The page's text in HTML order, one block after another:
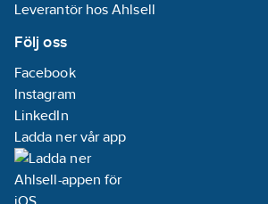
Leverantör hos Ahlsell
Följ oss
Facebook
Instagram
LinkedIn
Ladda ner vår app